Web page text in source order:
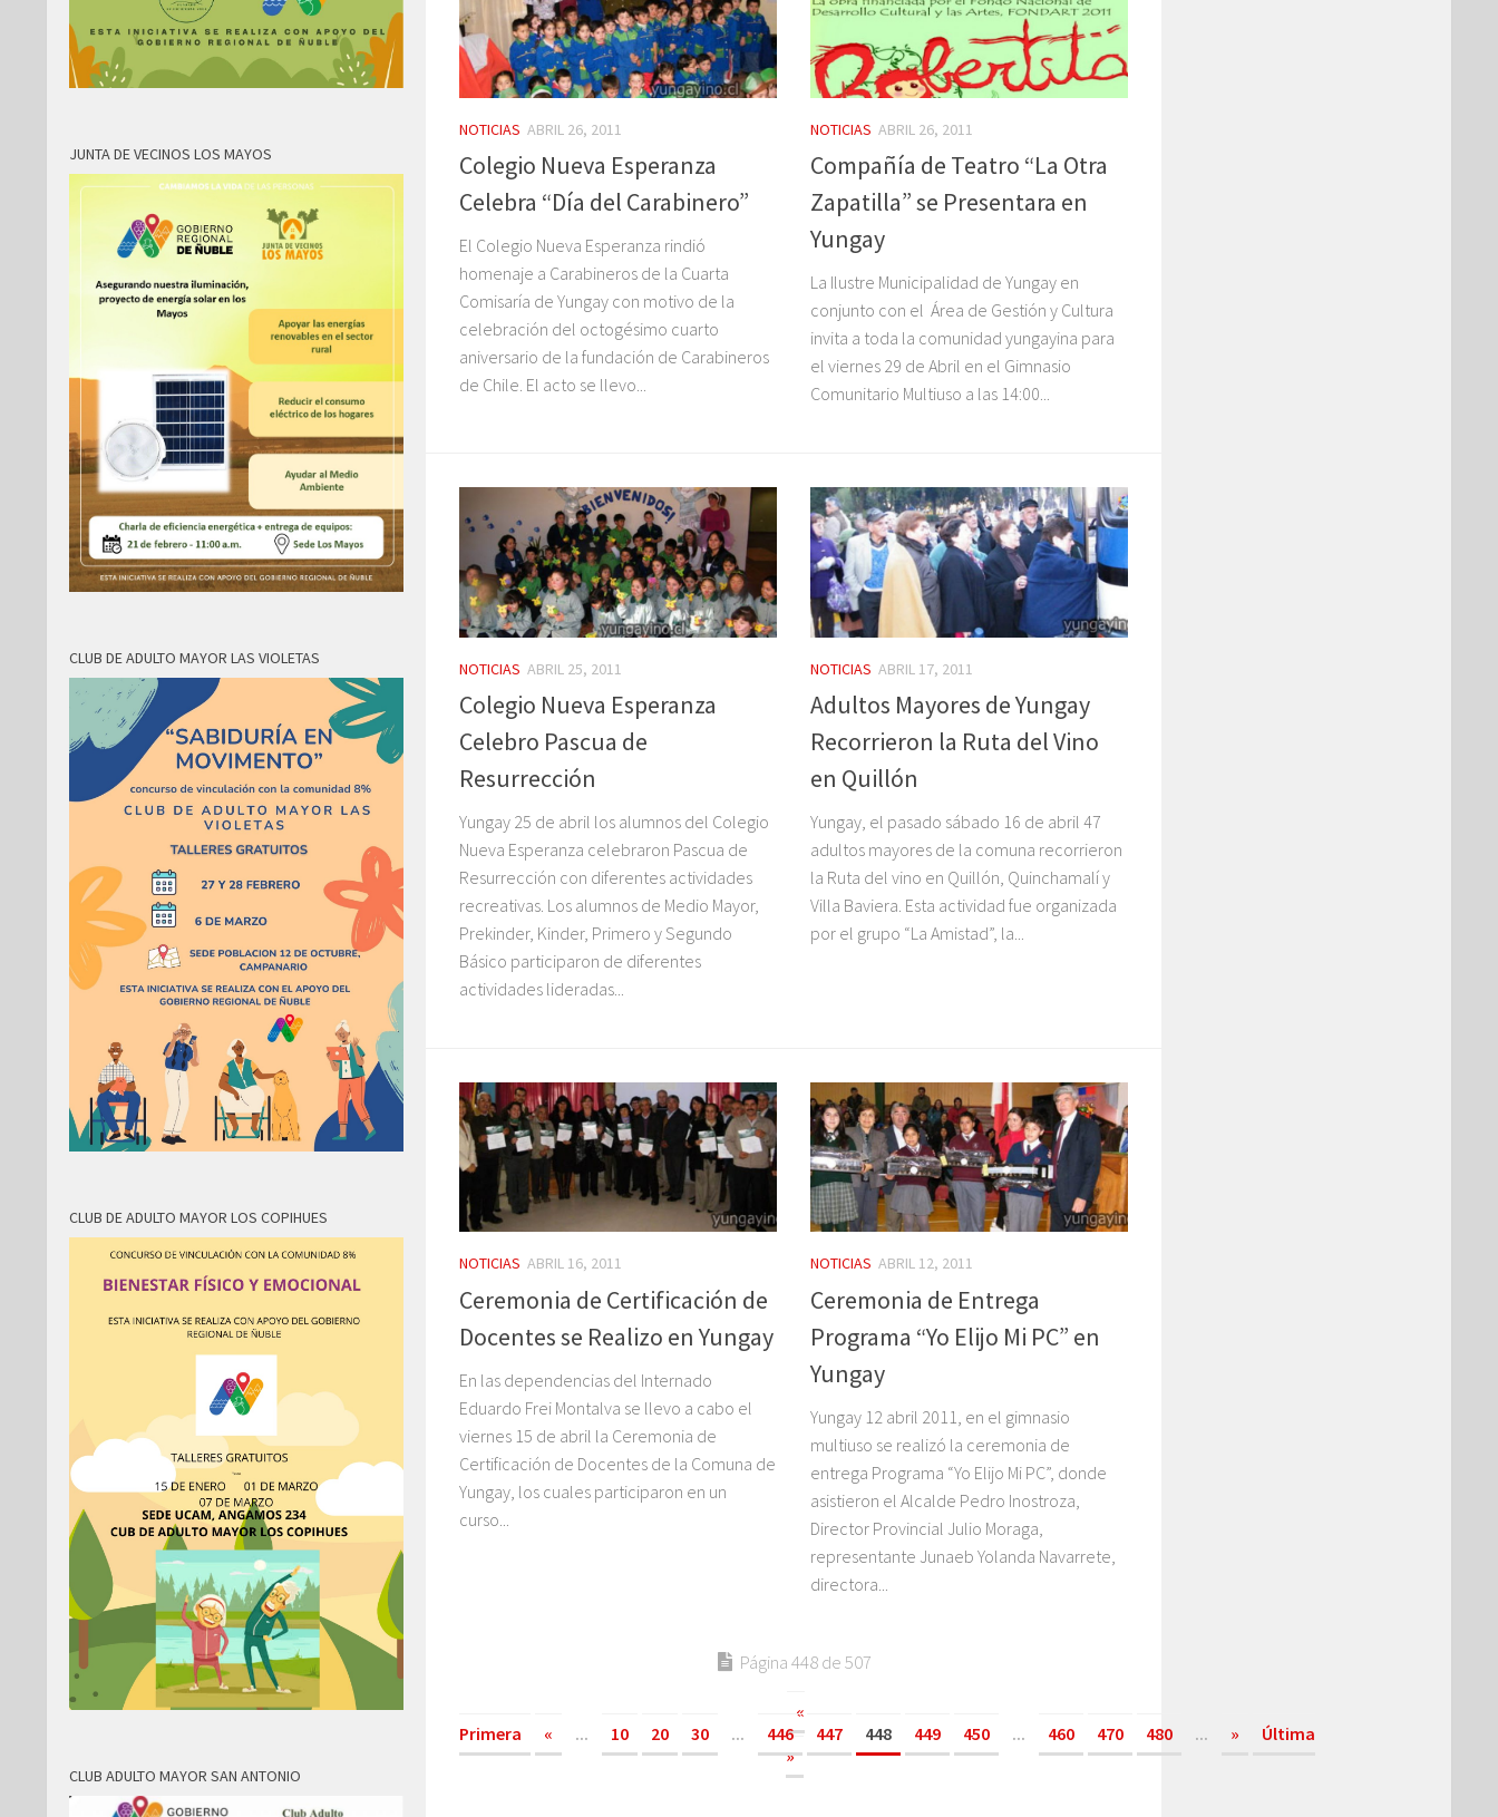
NOTICIAS ABRIL 26, 2011
Colegio Nueva Esperanza
Celebra “Día del Carabinero”
El Colegio Nueva Esperanza rindió
homenaje a Carabineros de la Cuarta
Comisaría de Yungay con motivo de la
celebración del octogésimo cuarto
aniversario de la fundación de Carabineros
de Chile. El acto se llevo...
NOTICIAS ABRIL 26, 2011
Compañía de Teatro “La Otra
Zapatilla” se Presentara en
Yungay
La Ilustre Municipalidad de Yungay en
conjunto con el Área de Gestión y Cultura
invita a toda la comunidad yungayina para
el viernes 29 de Abril en el Gimnasio
Comunitario Multiuso a las 14:00...
NOTICIAS ABRIL 25, 2011
Colegio Nueva Esperanza
Celebro Pascua de
Resurrección
Yungay 25 de abril los alumnos del Colegio
Nueva Esperanza celebraron Pascua de
Resurrección con diferentes actividades
recreativas. Los alumnos de Medio Mayor,
Prekinder, Kinder, Primero y Segundo
Básico participaron de diferentes
actividades lideradas...
NOTICIAS ABRIL 17, 2011
Adultos Mayores de Yungay
Recorrieron la Ruta del Vino
en Quillón
Yungay, el pasado sábado 16 de abril 47
adultos mayores de la comuna recorrieron
la Ruta del vino en Quillón, Quinchamalí y
Villa Baviera. Esta actividad fue organizada
por el grupo “La Amistad”, la...
NOTICIAS ABRIL 16, 2011
Ceremonia de Certificación de
Docentes se Realizo en Yungay
En las dependencias del Internado
Eduardo Frei Montalva se llevo a cabo el
viernes 15 de abril la Ceremonia de
Certificación de Docentes de la Comuna de
Yungay, los cuales participaron en un
curso...
NOTICIAS ABRIL 12, 2011
Ceremonia de Entrega
Programa “Yo Elijo Mi PC” en
Yungay
Yungay 12 abril 2011, en el gimnasio
multiuso se realizó la ceremonia de
entrega Programa “Yo Elijo Mi PC”, donde
asistieron el Alcalde Pedro Inostroza,
Director Provincial Julio Moraga,
representante Junaeb Yolanda Navarrete,
directora...
Página 448 de 507
«
Primera
« ... 10 20 30 ... 446 447 448 449 450 ... 460 470 480 ... »
Última
»
JUNTA DE VECINOS LOS MAYOS
CLUB DE ADULTO MAYOR LAS VIOLETAS
CLUB DE ADULTO MAYOR LOS COPIHUES
CLUB ADULTO MAYOR SAN ANTONIO